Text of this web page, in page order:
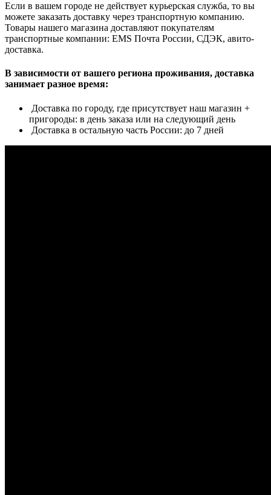
Если в вашем городе не действует курьерская служба, то вы
можете заказать доставку через транспортную компанию.
Товары нашего магазина доставляют покупателям
транспортные компании: EMS Почта России, СДЭК, авито-
доставка.
В зависимости от вашего региона проживания, доставка
занимает разное время:
Доставка по городу, где присутствует наш магазин +
пригороды: в день заказа или на следующий день
Доставка в остальную часть России: до 7 дней